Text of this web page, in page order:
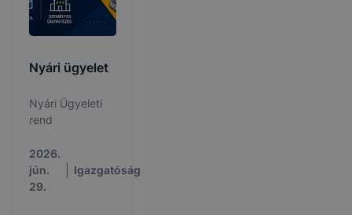
Nyári ügyelet
Nyári Ügyeleti
rend
2026.
jún.
29.
Igazgatóság